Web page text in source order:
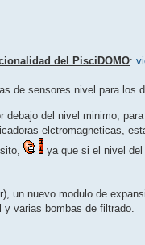
del PisciDOMO:
de sensores nivel para
del nivel minimo,
elctromagneticas,
ya que si el nivel
un nuevo modulo de
varias bombas de filtrado.